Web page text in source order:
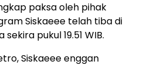
paksa oleh pihak
Siskaeee telah tiba di
pukul 19.51 WIB.
Siskaeee enggan